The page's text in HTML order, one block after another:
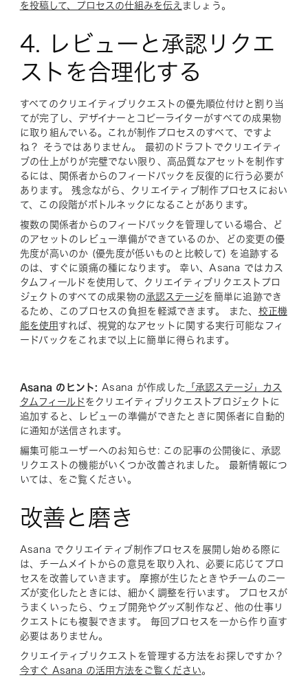
を投稿して、プロセスの仕組みを伝え ましょう。
4. レビューと承認リクエ
ストを合理化する
すべてのクリエイティブリクエストの優先順位付けと割り当
てが完了し、デザイナーとコピーライターがすべての成果物
に取り組んでいる。これが制作プロセスのすべて、ですよ
ね？ そうではありません。 最初のドラフトでクリエイティ
ブの仕上がりが完璧でない限り、高品質なアセットを制作す
るには、関係者からのフィードバックを反復的に行う必要が
あります。 残念ながら、クリエイティブ制作プロセスにおい
て、この段階がボトルネックになることがあります。
複数の関係者からのフィードバックを管理している場合、ど
のアセットのレビュー準備ができているのか、どの変更の優
先度が高いのか (優先度が低いものと比較して) を追跡する
のは、すぐに頭痛の種になります。 幸い、Asana ではカス
タムフィールドを使用して、クリエイティブリクエストプロ
ジェクトのすべての成果物の承認ステージを簡単に追跡でき
るため、このプロセスの負担を軽減できます。 また、 校正機
能を使用 すれば、視覚的なアセットに関する実行可能なフィ
ードバックをこれまで以上に簡単に得られます。
Asana のヒント: Asana が作成した 「承認ステージ」カス
タムフィールド をクリエイティブリクエストプロジェクトに
追加すると、レビューの準備ができたときに関係者に自動的
に通知が送信されます。
編集可能ユーザーへのお知らせ: この記事の公開後に、承認
リクエストの機能がいくつか改善されました。 最新情報につ
いては、 をご覧ください。
改善と磨き
Asana でクリエイティブ制作プロセスを展開し始める際に
は、チームメイトからの意見を取り入れ、必要に応じてプロ
セスを改善していきます。 摩擦が生じたときやチームのニー
ズが変化したときには、細かく調整を行います。 プロセスが
うまくいったら、ウェブ開発やグッズ制作など、他の仕事リ
クエストにも複製できます。 毎回プロセスを一から作り直す
必要はありません。
クリエイティブリクエストを管理する方法をお探しですか？
今すぐ Asana の活用方法をご覧ください。